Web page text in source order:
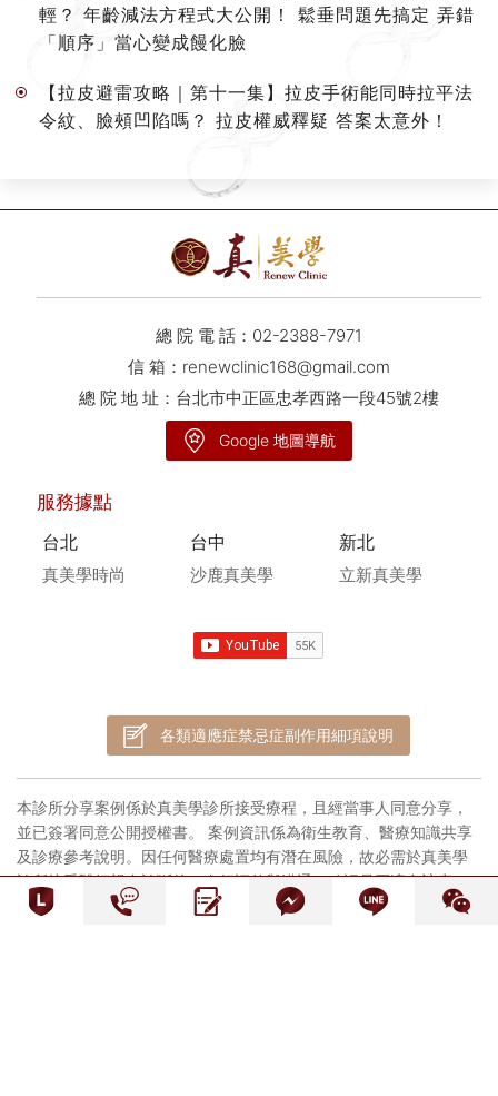
輕？ 年齡減法方程式大公開！ 鬆垂問題先搞定 弄錯
「順序」當心變成饅化臉
【拉皮避雷攻略｜第十一集】拉皮手術能同時拉平法
令紋、臉頰凹陷嗎？ 拉皮權威釋疑 答案太意外！
總 院 電 話： 02-2388-7971
信 箱： renewclinic168@gmail.com
總 院 地 址：台北市中正區忠孝西路一段45號2樓
Google 地圖導航
服務據點
台北
真美學時尚
台中
沙鹿真美學
新北
立新真美學
各類適應症禁忌症副作用細項說明
本診所分享案例係於真美學診所接受療程，且經當事人同意分享，
並已簽署同意公開授權書。 案例資訊係為衛生教育、醫療知識共享
及診療參考說明。因任何醫療處置均有潛在風險，故必需於真美學
診所接受醫師親自診斷後，進行評估與溝通，確認是否適合該療
程。 禁止任何網際網路服務業者轉錄其網路資訊之內容供人點閱。